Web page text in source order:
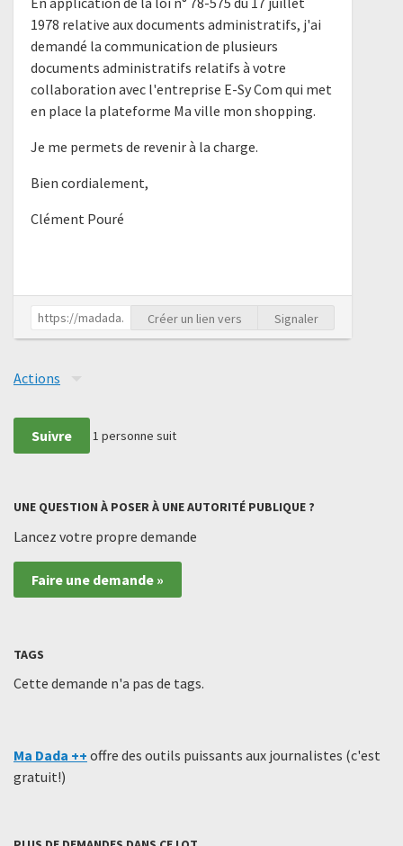
1978 relative aux documents administratifs, j'ai
demandé la communication de plusieurs
documents administratifs relatifs à votre
collaboration avec l'entreprise E-Sy Com qui met
en place la plateforme Ma ville mon shopping.
Je me permets de revenir à la charge.
Bien cordialement,
Clément Pouré
Créer un lien vers Signaler
Actions
Suivre 1 personne suit
UNE QUESTION À POSER À UNE AUTORITÉ PUBLIQUE ?
Lancez votre propre demande
Faire une demande »
TAGS
Cette demande n'a pas de tags.
Ma Dada ++ offre des outils puissants aux journalistes (c'est
gratuit!)